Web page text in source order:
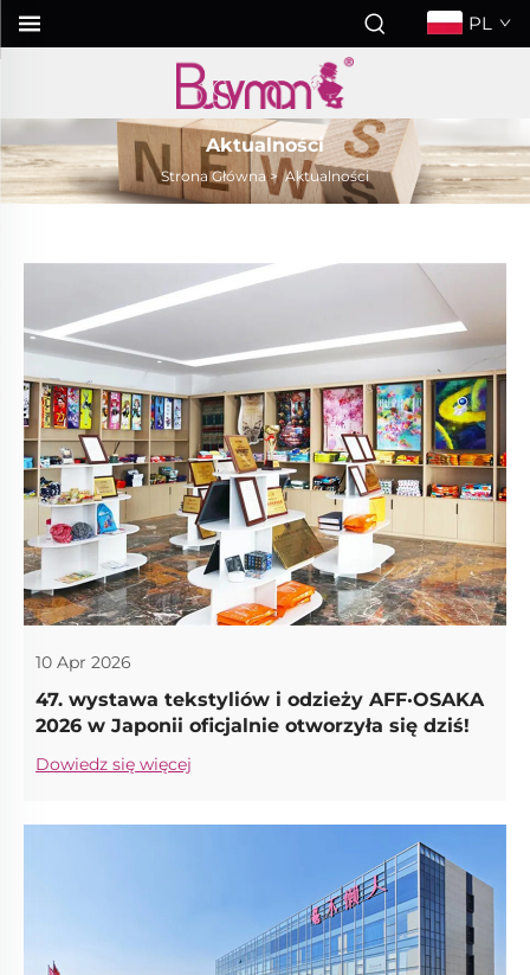
PL
Aktualności
Strona Główna>Aktualności
10 Apr 2026
47. wystawa tekstyliów i odzieży AFF·OSAKA
2026 w Japonii oficjalnie otworzyła się dziś!
Dowiedz się więcej